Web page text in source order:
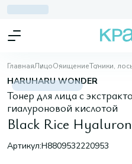
ГлавнаяЛицоОчищениеТоники,
HARUHARU WONDER
Тонер для лица с
гиалуроновой кислотой
Black Rice
Артикул:H8809532220953